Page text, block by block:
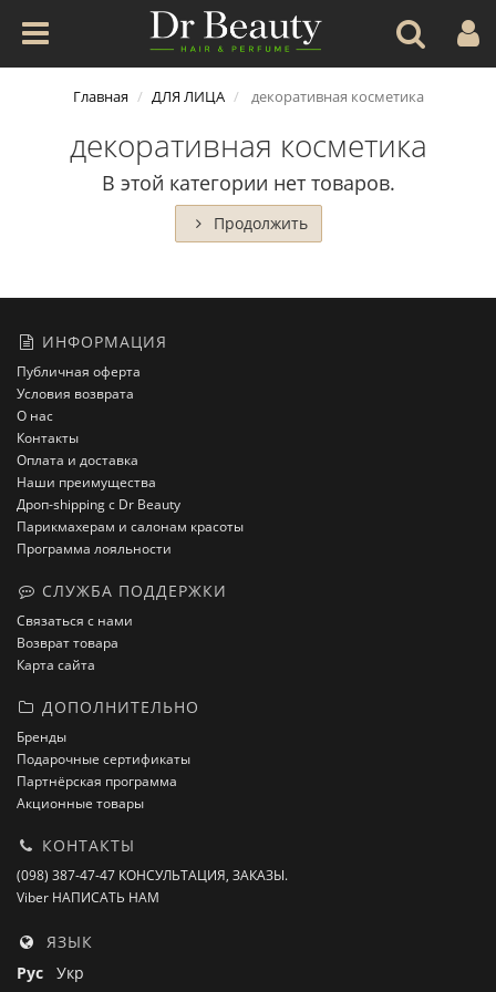
Главная ДЛЯ ЛИЦА декоративная косметика
декоративная косметика
В этой категории нет товаров.
Продолжить
ИНФОРМАЦИЯ
Публичная оферта
Условия возврата
О нас
Контакты
Оплата и доставка
Наши преимущества
Дроп-shipping с Dr Beauty
Парикмахерам и салонам красоты
Программа лояльности
СЛУЖБА ПОДДЕРЖКИ
Связаться с нами
Возврат товара
Карта сайта
ДОПОЛНИТЕЛЬНО
Бренды
Подарочные сертификаты
Партнёрская программа
Акционные товары
КОНТАКТЫ
(098) 387-47-47 КОНСУЛЬТАЦИЯ, ЗАКАЗЫ.
Viber НАПИСАТЬ НАМ
ЯЗЫК
Рус Укр